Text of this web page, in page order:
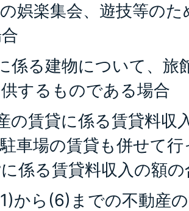
娯楽集会、遊技等の
係る建物について、旅
するものである場合
の賃貸に係る賃貸料収
車場の賃貸も併せて
係る賃貸料収入の額
から(6)までの不動産